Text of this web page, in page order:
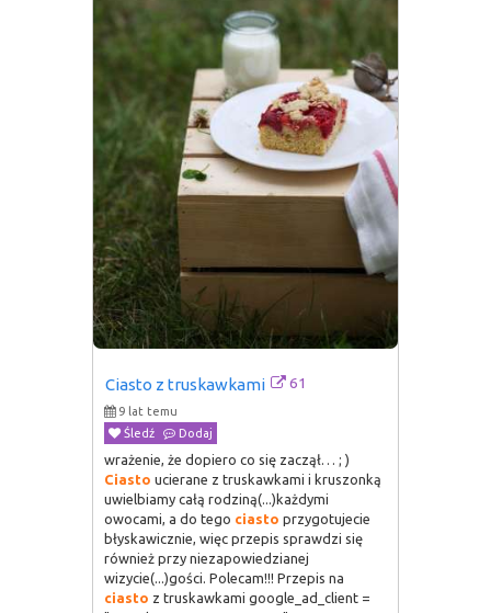
Ciasto z truskawkami 61
9 lat temu
Śledź
Dodaj
wrażenie, że dopiero co się zaczął… ; )
Ciasto ucierane z truskawkami i kruszonką
uwielbiamy całą rodziną(...)każdymi
owocami, a do tego ciasto przygotujecie
błyskawicznie, więc przepis sprawdzi się
również przy niezapowiedzianej
wizycie(...)gości. Polecam!!! Przepis na
ciasto z truskawkami google_ad_client =